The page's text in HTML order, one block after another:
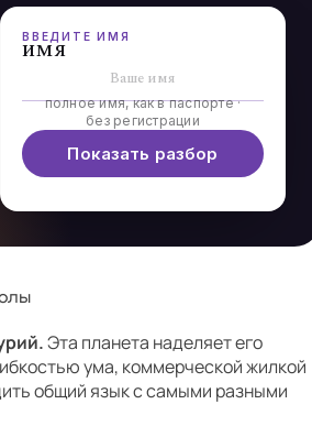
ВВЕДИТЕ ИМЯ
имя
полное имя, как в паспорте ·
без регистрации
Показать разбор
Эта планета наделяет его
ума, коммерческой жилкой
общий язык с самыми разными